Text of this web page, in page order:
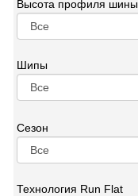
Высота профиля шины
Шипы
Сезон
Технология Run Flat